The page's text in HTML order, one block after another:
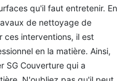
qu'il faut entretenir. En
de nettoyage de
ces interventions, il est
en la matière. Ainsi,
SG Couverture qui a